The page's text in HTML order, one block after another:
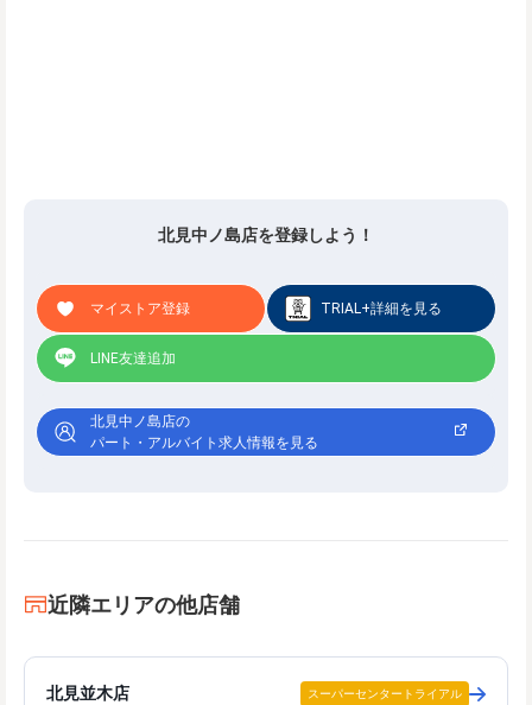
北見中ノ島店を登録しよう！
マイストア登録 TRIAL+詳細を見る
LINE友達追加
北見中ノ島店の
パート・アルバイト求人情報を見る
近隣エリアの他店舗
北見並木店 スーパーセンタートライアル